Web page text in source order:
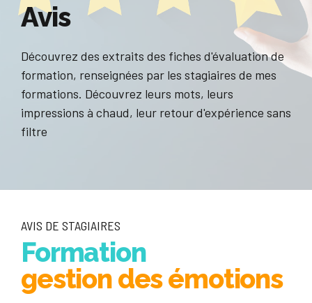
Avis
Découvrez des extraits des fiches d'évaluation de
formation, renseignées par les stagiaires de mes
formations. Découvrez leurs mots, leurs
impressions à chaud, leur retour d'expérience sans
filtre
AVIS DE STAGIAIRES
Formation
gestion des émotions